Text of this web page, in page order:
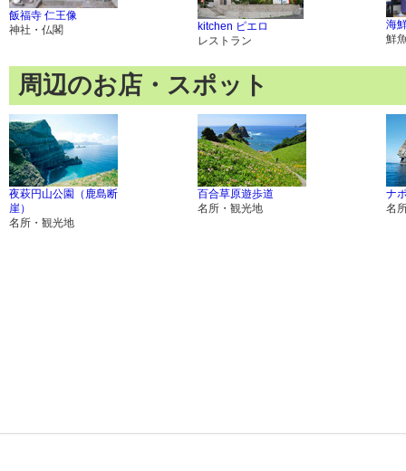
飯福寺 仁王像
神社・仏閣
kitchen ピエロ
レストラン
海
鮮
周辺のお店・スポット
夜萩円山公園（鹿島断
崖）
名所・観光地
百合草原遊歩道
名所・観光地
ナ
名